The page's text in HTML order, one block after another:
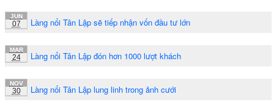
JUN
07 Làng nổi Tân Lập sẽ tiếp nhận vốn đầu tư lớn
MAR
24 Làng nổi Tân Lập đón hơn 1000 lượt khách
NOV
30 Làng nổi Tân Lập lung linh trong ảnh cưới